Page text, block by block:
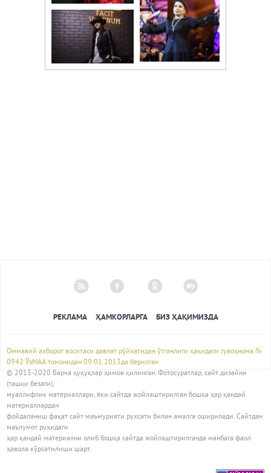
РЕКЛАМА ҲАМКОРЛАРГА БИЗ ҲАҚИМИЗДА
Оммавий ахборот воситаси давлат рўйхатидан ўтганлиги ҳақидаги гувоҳнома №
0942 ЎзМАА томонидан 09.01.2013да берилган
© 2013-2020 Барча ҳуқуқлар ҳимоя қилинган. Фотосуратлар, сайт дизайни
(ташқи безаги),
муаллифлик материаллари, ёки сайтда жойлаштирилган бошқа ҳар қандай
материаллардан
фойдаланиш фақат сайт маъмурияти рухсати билан амалга оширилади. Сайтдан
маълумот руҳидаги
ҳар қандай материални олиб бошқа сайтда жойлаштирилганда манбага фаол
ҳавола кўрсатилиши шарт.